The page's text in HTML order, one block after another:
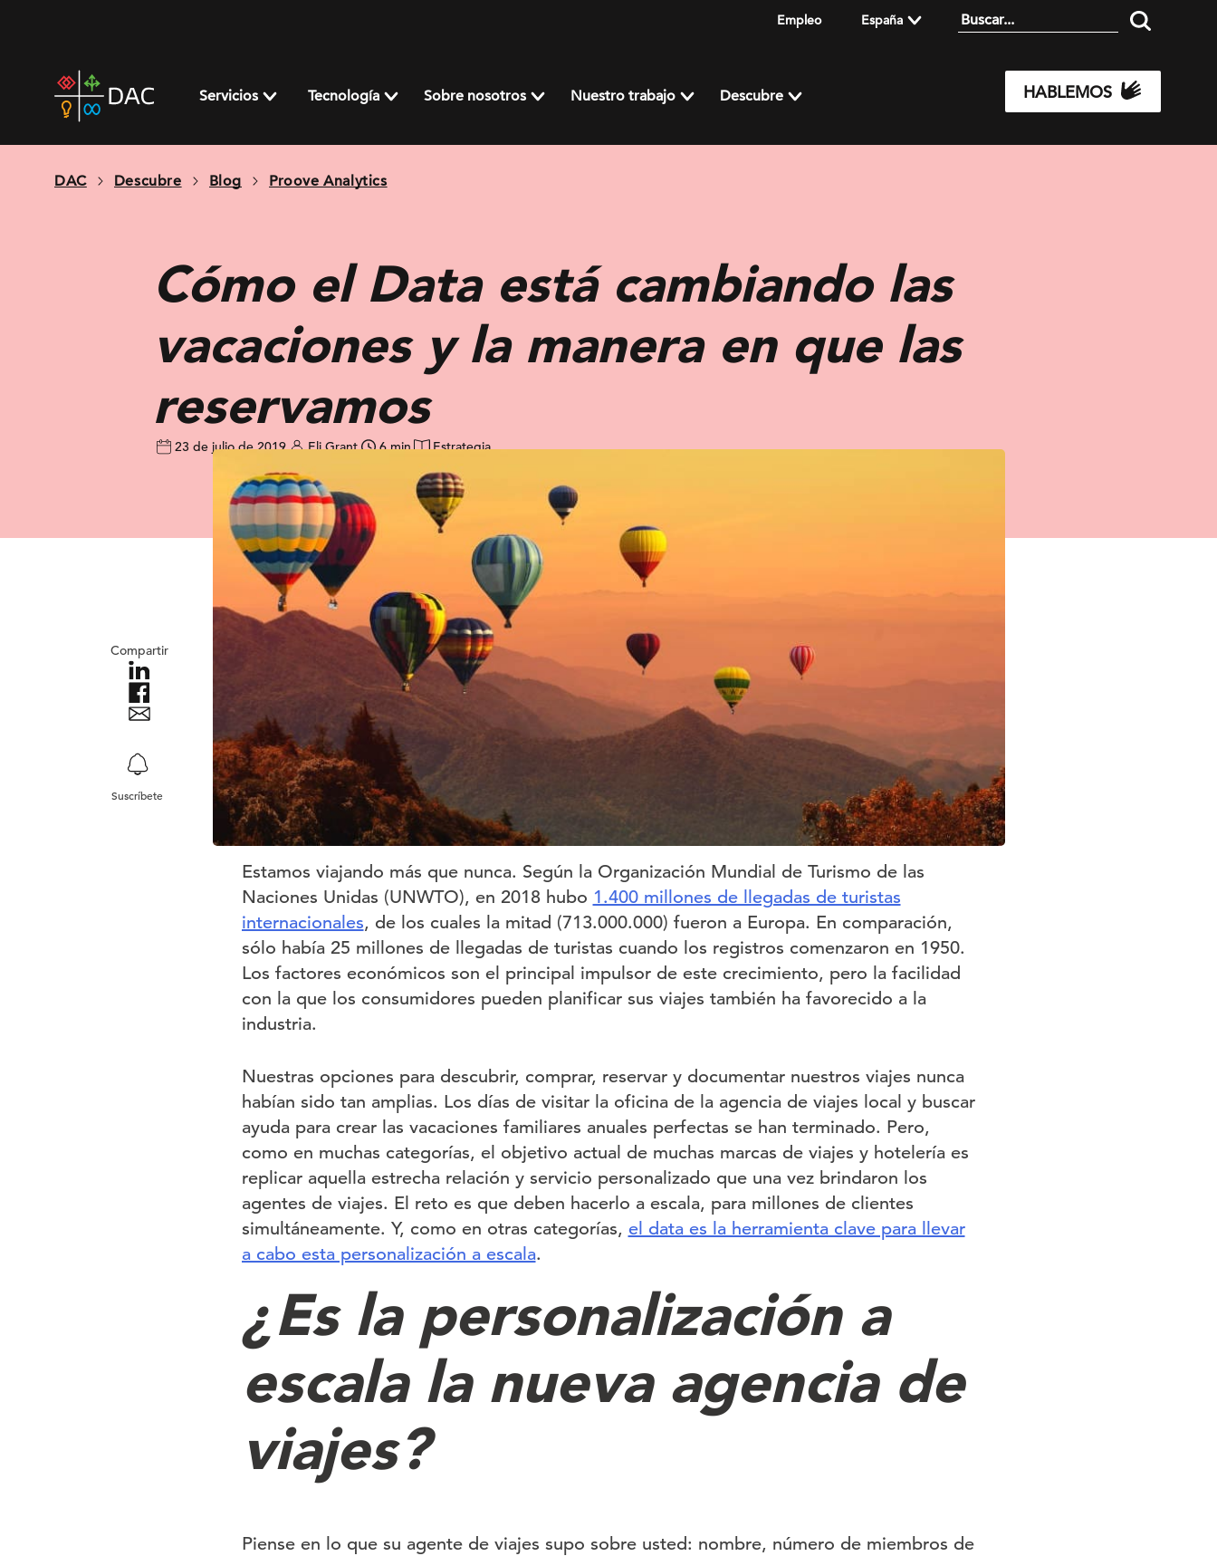
Empleo España
home
page
Servicios Tecnología Sobre nosotros Nuestro trabajo Descubre HABLEMOS
DAC Descubre Blog Proove Analytics
Cómo el Data está cambiando las
vacaciones y la manera en que las
reservamos
23 de julio de 2019 Eli Grant 6 min Estrategia
Compartir
Suscríbete
Estamos viajando más que nunca. Según la Organización Mundial de Turismo de las
Naciones Unidas (UNWTO), en 2018 hubo 1.400 millones de llegadas de turistas
internacionales, de los cuales la mitad (713.000.000) fueron a Europa. En comparación,
sólo había 25 millones de llegadas de turistas cuando los registros comenzaron en 1950.
Los factores económicos son el principal impulsor de este crecimiento, pero la facilidad
con la que los consumidores pueden planificar sus viajes también ha favorecido a la
industria.
Nuestras opciones para descubrir, comprar, reservar y documentar nuestros viajes nunca
habían sido tan amplias. Los días de visitar la oficina de la agencia de viajes local y buscar
ayuda para crear las vacaciones familiares anuales perfectas se han terminado. Pero,
como en muchas categorías, el objetivo actual de muchas marcas de viajes y hotelería es
replicar aquella estrecha relación y servicio personalizado que una vez brindaron los
agentes de viajes. El reto es que deben hacerlo a escala, para millones de clientes
simultáneamente. Y, como en otras categorías, el data es la herramienta clave para llevar
a cabo esta personalización a escala.
¿Es la personalización a
escala la nueva agencia de
viajes?
Piense en lo que su agente de viajes supo sobre usted: nombre, número de miembros de